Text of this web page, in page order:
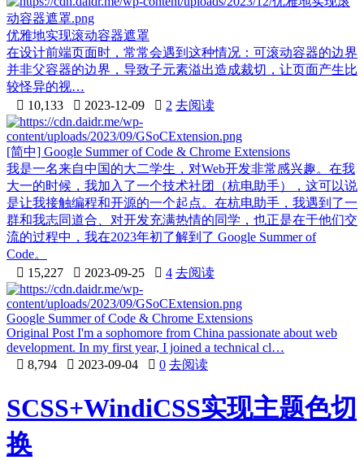
优雅地实现滚动容器遮罩
在设计前端页面时，常常会遇到这种情况：可滚动容器的边界
并非父容器的边界，导致子元素溢出造成裁切，让页面产生比
较怪异的视…
 10,133  2023-12-09  2 去阅读
[简中] Google Summer of Code & Chrome Extensions
我是一名来自中国的大二学生，对Web开发非常感兴趣。在我
大一的时候，我加入了一个技术社团（杭电助手），这可以说
是让我接触编程和开源的一个起点。在杭电助手，我遇到了一
群和我志同道合、对开发充满热情的同学，也正是在于他们交
流的过程中，我在2023年初了解到了 Google Summer of
Code。
 15,227  2023-09-25  4 去阅读
Google Summer of Code & Chrome Extensions
Original Post I'm a sophomore from China passionate about web
development. In my first year, I joined a technical cl…
 8,794  2023-09-04  0 去阅读
SCSS+WindiCSS实现主题色切
换